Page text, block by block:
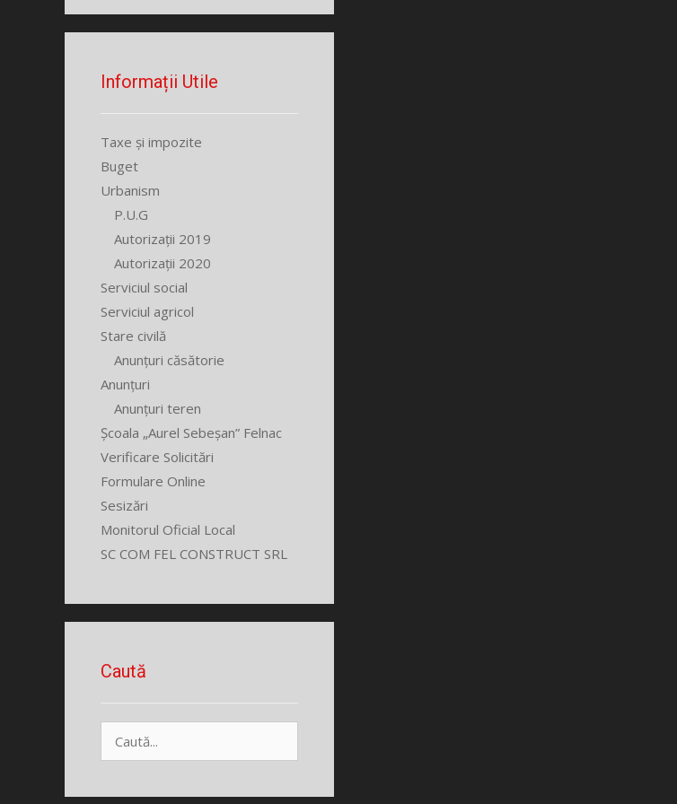
Informații Utile
Taxe și impozite
Buget
Urbanism
P.U.G
Autorizații 2019
Autorizații 2020
Serviciul social
Serviciul agricol
Stare civilă
Anunțuri căsătorie
Anunțuri
Anunțuri teren
Școala „Aurel Sebeșan” Felnac
Verificare Solicitări
Formulare Online
Sesizări
Monitorul Oficial Local
SC COM FEL CONSTRUCT SRL
Caută
după: